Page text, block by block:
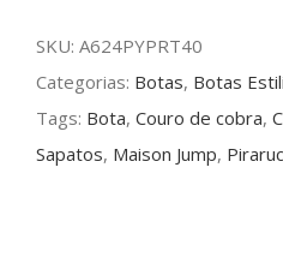
PRT
quantidade
SKU: A624PYPRT40
Categorias: Botas, Botas
Tags: Bota, Couro de cobra,
Sapatos, Maison Jump,